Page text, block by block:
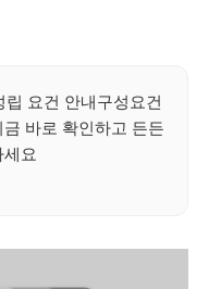
요건 안내구성요건
바로 확인하고 든든
요